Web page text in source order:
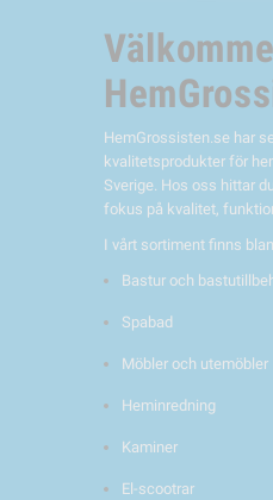
HemGrossisten.se har
kvalitetsprodukter för
Sverige. Hos oss hittar
fokus på kvalitet,
I vårt sortiment finns
Bastur och
Spabad
Möbler och utemöbler
Heminredning
Kaminer
El-scootrar